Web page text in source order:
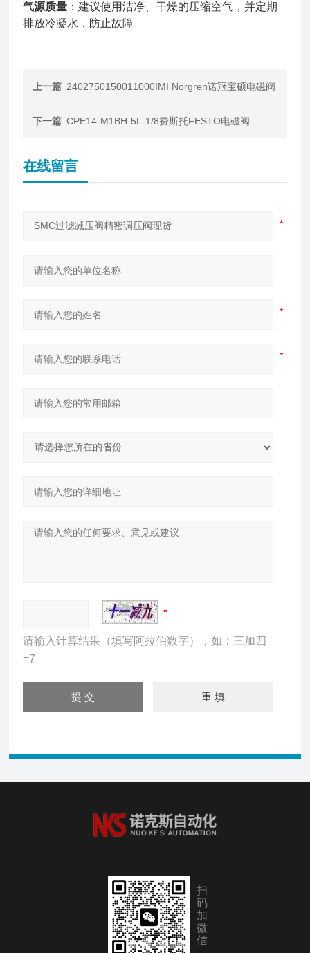
气源质量 ：建议使用洁净、干燥的压缩空气，并定期
排放冷凝水，防止故障
上一篇 2402750150011000IMI Norgren诺冠宝硕电磁阀
下一篇 CPE14-M1BH-5L-1/8费斯托FESTO电磁阀
在线留言
请输入计算结果（填写阿拉伯数字），如：三加四
=7
扫
码
加
微
信